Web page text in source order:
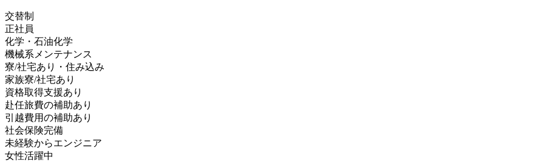
交替制
正社員
化学・石油化学
機械系メンテナンス
寮/社宅あり・住み込み
家族寮/社宅あり
資格取得支援あり
赴任旅費の補助あり
引越費用の補助あり
社会保険完備
未経験からエンジニア
女性活躍中